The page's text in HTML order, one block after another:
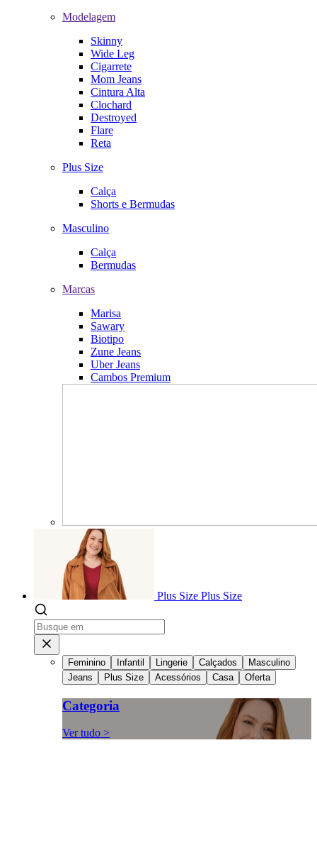
Modelagem
Skinny
Wide Leg
Cigarrete
Mom Jeans
Cintura Alta
Clochard
Destroyed
Flare
Reta
Plus Size
Calça
Shorts e Bermudas
Masculino
Calça
Bermudas
Marcas
Marisa
Sawary
Biotipo
Zune Jeans
Uber Jeans
Cambos Premium
Plus Size Plus Size
Feminino Infantil Lingerie Calçados
Masculino
Jeans
Plus Size Acessórios Casa Oferta
Categoria
Ver tudo >